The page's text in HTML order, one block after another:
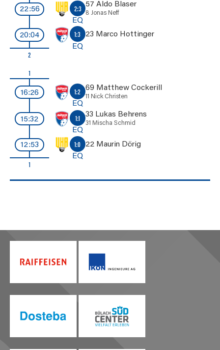
22:56
57 Aldo Blaser
8 Jonas Neff
2:3
EQ
20:04
23 Marco Hottinger
1:3
EQ
2
1
16:26
69 Matthew Cockerill
11 Nick Christen
1:2
EQ
15:32
33 Lukas Behrens
31 Mischa Schmid
1:1
EQ
12:53
22 Maurin Dörig
1:0
EQ
1